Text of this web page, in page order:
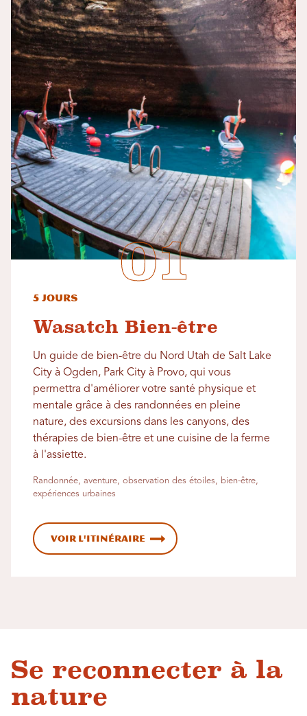
5 jours
Wasatch Bien-être
Un guide de bien-être du Nord Utah de Salt Lake
City à Ogden, Park City à Provo, qui vous
permettra d'améliorer votre santé physique et
mentale grâce à des randonnées en pleine
nature, des excursions dans les canyons, des
thérapies de bien-être et une cuisine de la ferme
à l'assiette.
Randonnée, aventure, observation des étoiles, bien-être,
expériences urbaines
Voir l'itinéraire
Se reconnecter à la
nature